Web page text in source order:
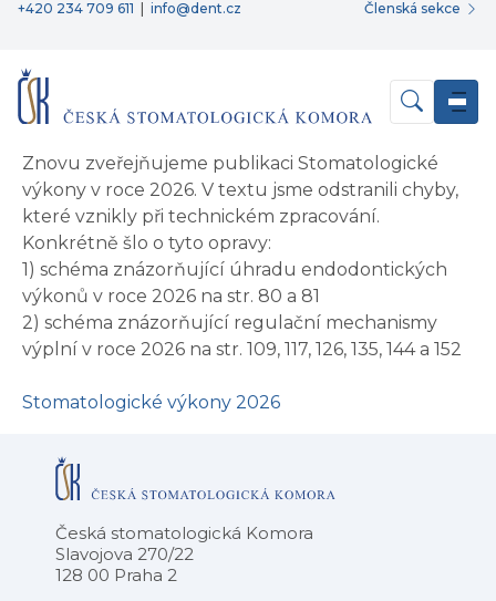
+420 234 709 611 info@dent.cz Členská sekce
Znovu zveřejňujeme publikaci Stomatologické
výkony v roce 2026. V textu jsme odstranili chyby,
které vznikly při technickém zpracování.
Konkrétně šlo o tyto opravy:
1) schéma znázorňující úhradu endodontických
výkonů v roce 2026 na str. 80 a 81
2) schéma znázorňující regulační mechanismy
výplní v roce 2026 na str. 109, 117, 126, 135, 144 a 152
Stomatologické výkony 2026
Česká stomatologická Komora
Slavojova 270/22
128 00 Praha 2